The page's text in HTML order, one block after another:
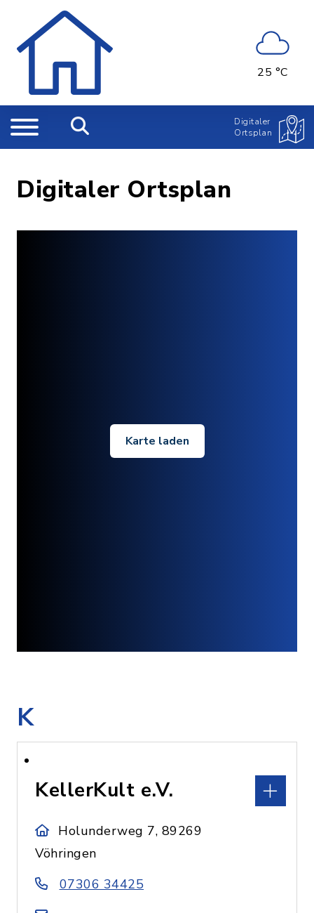
25 °C
Digitaler
Ortsplan
Digitaler Ortsplan
Karte laden
K
KellerKult e.V.
Holunderweg 7, 89269
Vöhringen
07306 34425